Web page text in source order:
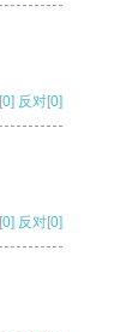
[0] 反对[0]
[0] 反对[0]